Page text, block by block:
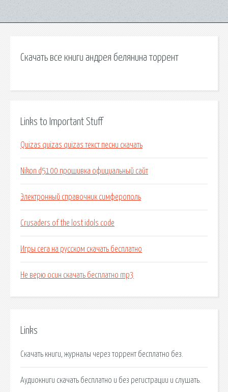
Скачать все книги андрея белянина торрент
Links to Important Stuff
Quizas quizas quizas текст песни скачать
Nikon d5100 прошивка официальный сайт
Электронный справочник симферополь
Crusaders of the lost idols code
Игры сега на русском скачать бесплатно
Не верю осин скачать бесплатно mp3
Links
Скачать книги, журналы через торрент бесплатно без.
Аудиокниги скачать бесплатно и без регистрации и слушать.